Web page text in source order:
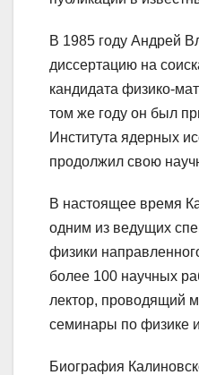
В 1985 году Андрей
диссертацию на
кандидата физико-
том же году он был
Института ядерных
продолжил свою
В настоящее время
одним из ведущих
физики
более 100 научных
лектор, проводящий
семинары по физике
Биография